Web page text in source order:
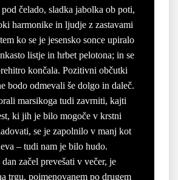
čelado, sladka jabolka ob poti,
harmonike in ljudje z zastavami
ko se je jesensko sonce upiralo
listje in hrbet pelotona; in se
končala. Pozitivni občutki
bodo odmevali še dolgo in daleč.
marsikoga tudi zavrniti, kajti
ki jih je bilo mogoče v krstni
se je zapolnilo v manj kot
– tudi nam je bilo hudo.
začel prevešati v večer, je
trgu, poimenovanem po drugem